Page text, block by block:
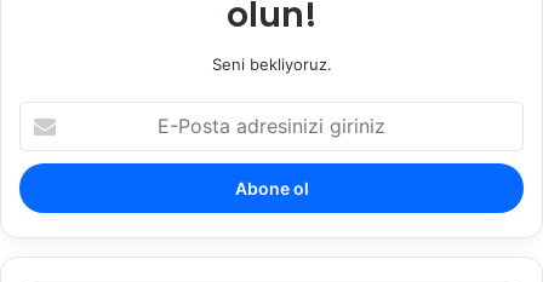
olun!
Seni bekliyoruz.
Posta
adresinizi
giriniz